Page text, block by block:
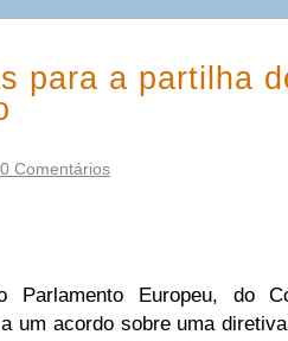
para a partilha
0 Comentários
Parlamento Europeu, do
um acordo sobre uma